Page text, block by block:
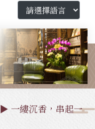
▶ 一縷沉香，串起一